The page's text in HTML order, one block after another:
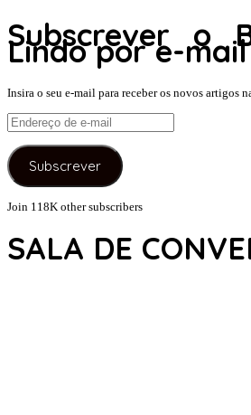
Subscrever o
Lindo por e-mail
Insira o seu e-mail para receber os novos artigos
Endereço
de
e-
mail
Subscrever
Join 118K other subscribers
SALA DE